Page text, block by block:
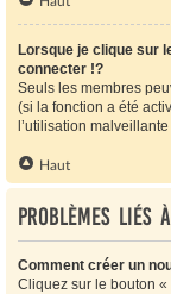
Lorsque je clique sur
connecter !?
Seuls les membres
(si la fonction a été
l’utilisation
Haut
Problèmes liés
Comment créer un
Cliquez sur le bouton «